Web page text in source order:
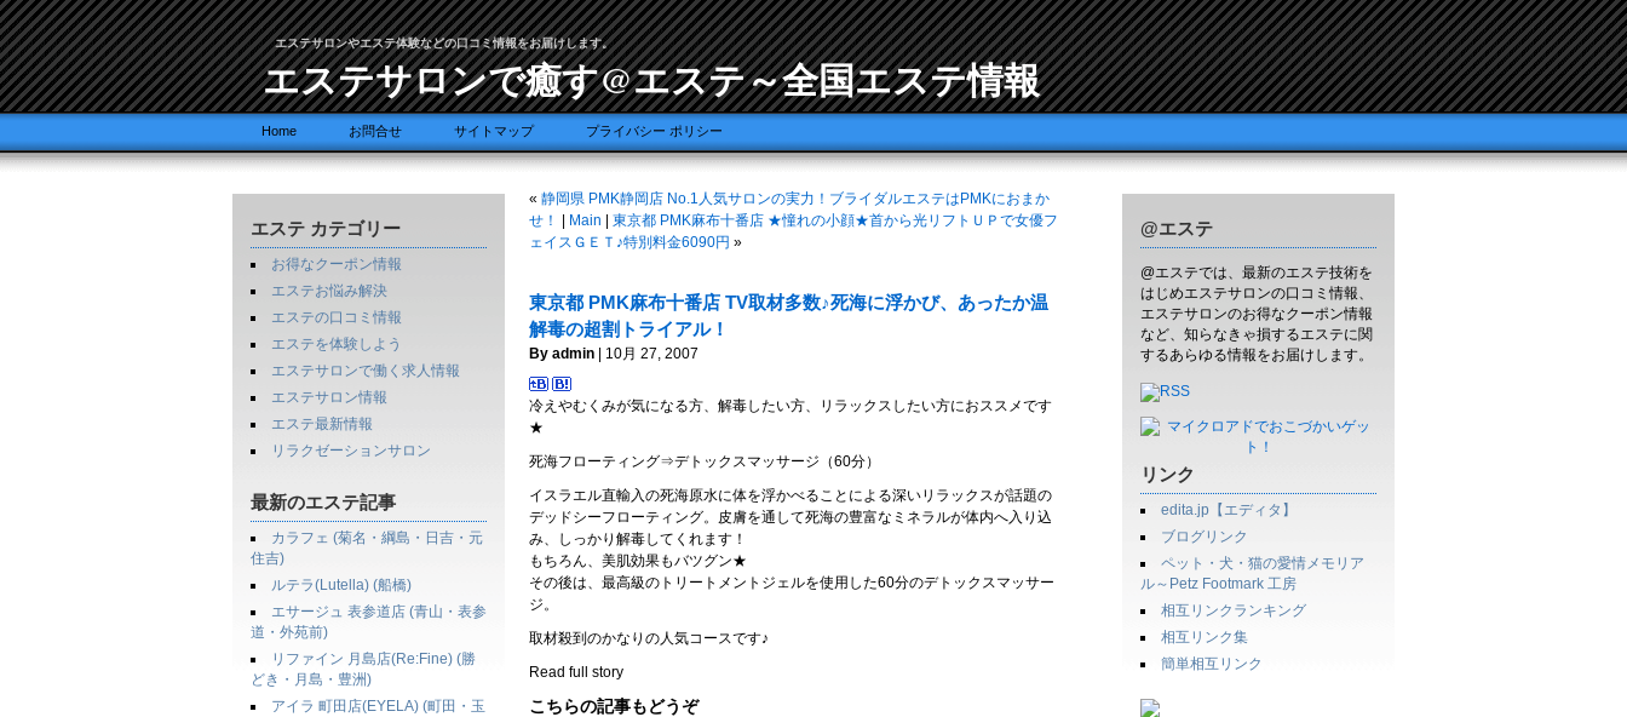
エステサロンやエステ体験などの口コミ情報をお届けします。
エステサロンで癒す@エステ～全国エステ情報
Home お問合せ サイトマップ プライバシー ポリシー
エステ カテゴリー
お得なクーポン情報
エステお悩み解決
エステの口コミ情報
エステを体験しよう
エステサロンで働く求人情報
エステサロン情報
エステ最新情報
リラクゼーションサロン
最新のエステ記事
カラフェ (菊名・綱島・日吉・元
住吉)
ルテラ(Lutella) (船橋)
エサージュ 表参道店 (青山・表参
道・外苑前)
リファイン 月島店(Re:Fine) (勝
どき・月島・豊洲)
アイラ 町田店(EYELA) (町田・玉
@エステ
@エステでは、最新のエステ技術を
はじめエステサロンの口コミ情報、
エステサロンのお得なクーポン情報
など、知らなきゃ損するエステに関
するあらゆる情報をお届けします。
リンク
edita.jp【エディタ】
ブログリンク
ペット・犬・猫の愛情メモリア
ル～Petz Footmark 工房
相互リンクランキング
相互リンク集
簡単相互リンク
« 静岡県 PMK静岡店 No.1人気サロンの実力！ブライダルエステはPMKにおまか
せ！
Main
東京都 PMK麻布十番店 ★憧れの小顔★首から光リフトＵＰで女優フ
ェイスＧＥＴ♪特別料金6090円 »
東京都 PMK麻布十番店 TV取材多数♪死海に浮かび、あったか温
解毒の超割トライアル！
By admin | 10月 27, 2007
冷えやむくみが気になる方、解毒したい方、リラックスしたい方におススメです
★
死海フローティング⇒デトックスマッサージ（60分）
イスラエル直輸入の死海原水に体を浮かべることによる深いリラックスが話題の
デッドシーフローティング。皮膚を通して死海の豊富なミネラルが体内へ入り込
み、しっかり解毒してくれます！
もちろん、美肌効果もバツグン★
その後は、最高級のトリートメントジェルを使用した60分のデトックスマッサー
ジ。
取材殺到のかなりの人気コースです♪
Read full story
こちらの記事もどうぞ